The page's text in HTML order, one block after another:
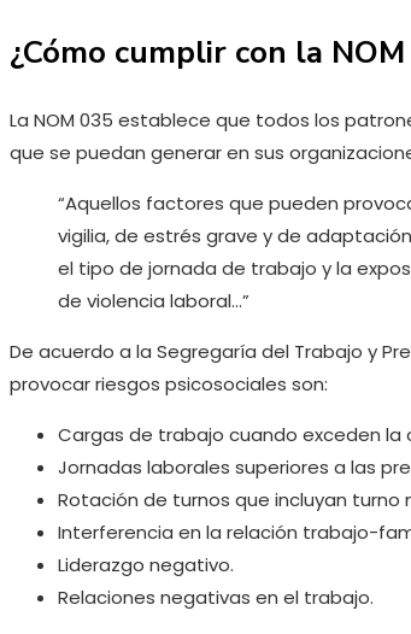
¿Cómo cumplir con la
La NOM 035 establece que todos los
que se puedan generar en sus
“Aquellos factores que pueden
vigilia, de estrés grave y de
el tipo de jornada de trabajo y la
de violencia laboral…”
De acuerdo a la Segregaría del Trabajo y
provocar riesgos psicosociales son:
Cargas de trabajo cuando exceden
Jornadas laborales superiores a las
Rotación de turnos que incluyan
Interferencia en la relación trabajo-
Liderazgo negativo.
Relaciones negativas en el trabajo.